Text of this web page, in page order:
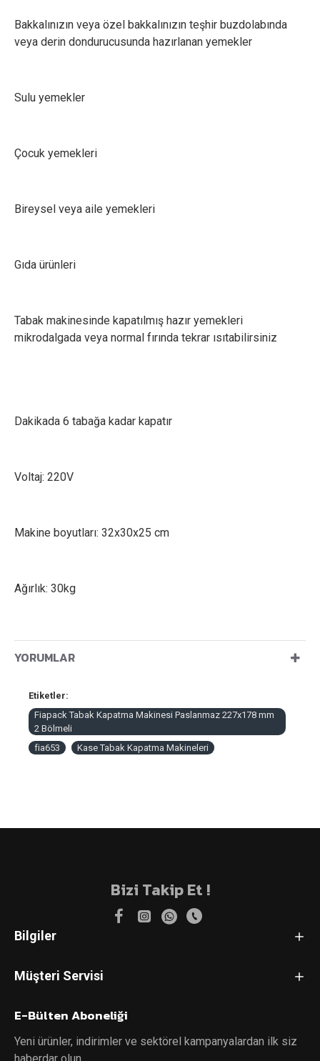
Bakkalınızın veya özel bakkalınızın teşhir buzdolabında
veya derin dondurucusunda hazırlanan yemekler
Sulu yemekler
Çocuk yemekleri
Bireysel veya aile yemekleri
Gıda ürünleri
Tabak makinesinde kapatılmış hazır yemekleri
mikrodalgada veya normal fırında tekrar ısıtabilirsiniz
Dakikada 6 tabağa kadar kapatır
Voltaj: 220V
Makine boyutları: 32x30x25 cm
Ağırlık: 30kg
YORUMLAR
Etiketler:
Fiapack Tabak Kapatma Makinesi Paslanmaz 227x178 mm
2 Bölmeli
fia653
Kase Tabak Kapatma Makineleri
Bizi Takip Et !
Bilgiler
Müşteri Servisi
E-Bülten Aboneliği
Yeni ürünler, indirimler ve sektörel kampanyalardan ilk siz